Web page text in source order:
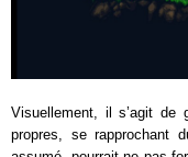
Visuellement, il s’agit de
propres, se rapprochant